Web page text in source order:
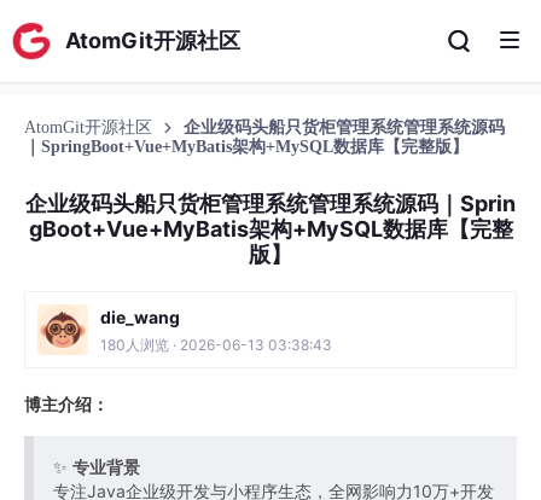
AtomGit开源社区
AtomGit开源社区
企业级码头船只货柜管理系统管理系统源码
｜SpringBoot+Vue+MyBatis架构+MySQL数据库【完整版】
企业级码头船只货柜管理系统管理系统源码｜Sprin
gBoot+Vue+MyBatis架构+MySQL数据库【完整
版】
die_wang
180人浏览 · 2026-06-13 03:38:43
博主介绍：
✨ 专业背景
专注Java企业级开发与小程序生态，全网影响力10万+开发